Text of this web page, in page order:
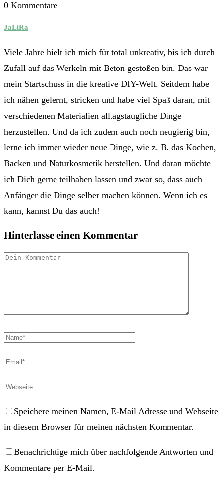
0 Kommentare
JaLiRa
Viele Jahre hielt ich mich für total unkreativ, bis ich durch
Zufall auf das Werkeln mit Beton gestoßen bin. Das war
mein Startschuss in die kreative DIY-Welt. Seitdem habe
ich nähen gelernt, stricken und habe viel Spaß daran, mit
verschiedenen Materialien alltagstaugliche Dinge
herzustellen. Und da ich zudem auch noch neugierig bin,
lerne ich immer wieder neue Dinge, wie z. B. das Kochen,
Backen und Naturkosmetik herstellen. Und daran möchte
ich Dich gerne teilhaben lassen und zwar so, dass auch
Anfänger die Dinge selber machen können. Wenn ich es
kann, kannst Du das auch!
Hinterlasse einen Kommentar
Speichere meinen Namen, E-Mail Adresse und Webseite
in diesem Browser für meinen nächsten Kommentar.
Benachrichtige mich über nachfolgende Antworten und
Kommentare per E-Mail.